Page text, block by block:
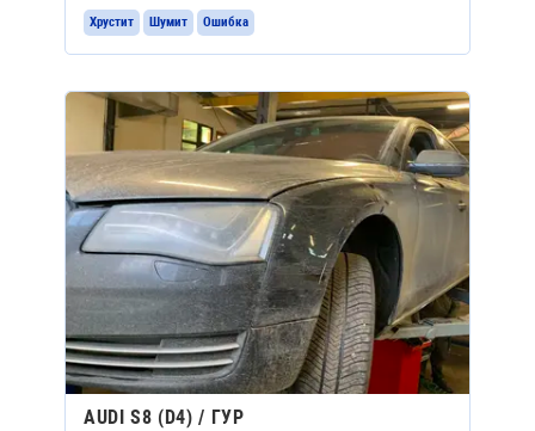
Хрустит Шумит Ошибка
AUDI S8 (D4) / ГУР